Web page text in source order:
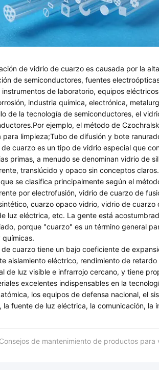
de vidrio de cuarzo es causada por la
de semiconductores, fuentes
de laboratorio, equipos
industria química, electrónica,
de la tecnología de semiconductores, el
ejemplo, el método de
para limpieza;Tubo de difusión y bote
de cuarzo es un tipo de vidrio especial que
primas, a menudo se denominan vidrio de
translúcido y opaco sin conceptos
se clasifica principalmente según el
por electrofusión, vidrio de cuarzo de
cuarzo opaco vidrio, vidrio de
luz eléctrica, etc. La gente está
porque "cuarzo" es un término general
químicas.
de cuarzo tiene un bajo coeficiente de
aislamiento eléctrico, rendimiento de
de luz visible e infrarrojo cercano, y tiene
excelentes indispensables en la
los equipos de defensa nacional, el
la fuente de luz eléctrica, la comunicación, la
Consejos de mantenimiento de productos para